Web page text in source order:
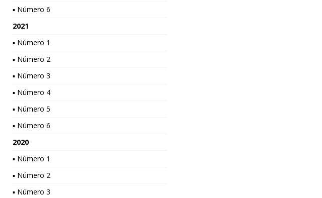
▪ Número 6
2021
▪ Número 1
▪ Número 2
▪ Número 3
▪ Número 4
▪ Número 5
▪ Número 6
2020
▪ Número 1
▪ Número 2
▪ Número 3